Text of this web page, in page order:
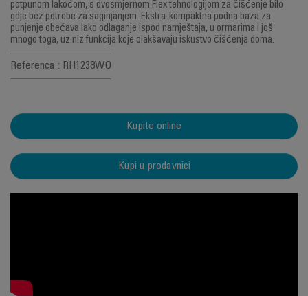
potpunom lakoćom, s dvosmjernom Flex tehnologijom za čišćenje bilo
gdje bez potrebe za saginjanjem. Ekstra-kompaktna podna baza za
punjenje obećava lako odlaganje ispod namještaja, u ormarima i još
mnogo toga, uz niz funkcija koje olakšavaju iskustvo čišćenja doma.
Referenca : RH1238WO
Kupite online
Kupi u prodavnici